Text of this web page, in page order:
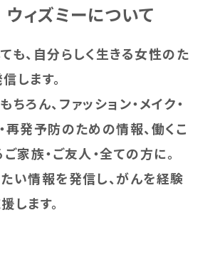
ウィズミーについて
も、自分らしく生きる女性のた
します。
ろん、ファッション・メイク・
再発予防のための情報、働くこ
ご家族・ご友人・全ての方に。
い情報を発信し、がんを経験
します。